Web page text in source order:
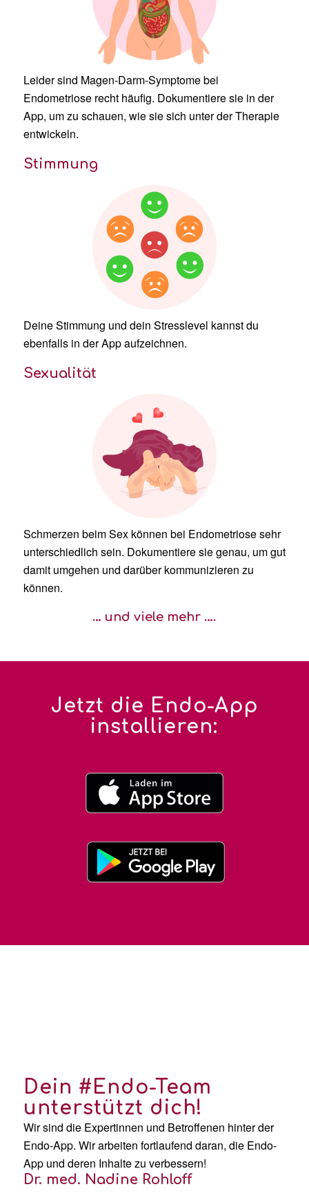
Leider sind Magen-Darm-Symptome bei
Endometriose recht häufig. Dokumentiere sie in der
App, um zu schauen, wie sie sich unter der Therapie
entwickeln.
Stimmung
Deine Stimmung und dein Stresslevel kannst du
ebenfalls in der App aufzeichnen.
Sexualität
Schmerzen beim Sex können bei Endometriose sehr
unterschiedlich sein. Dokumentiere sie genau, um gut
damit umgehen und darüber kommunizieren zu
können.
… und viele mehr ….
Jetzt die Endo-App
installieren:
Dein #Endo-Team
unterstützt dich!
Wir sind die Expertinnen und Betroffenen hinter der
Endo-App. Wir arbeiten fortlaufend daran, die Endo-
App und deren Inhalte zu verbessern!
Dr. med. Nadine Rohloff